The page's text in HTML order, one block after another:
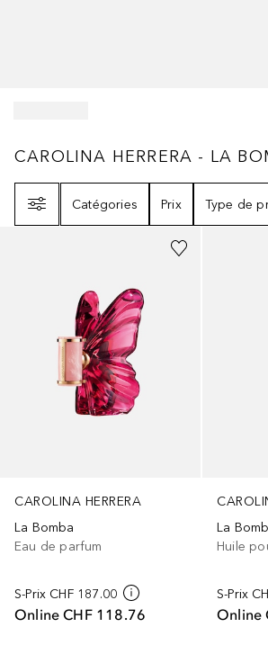
CAROLINA HERRERA - LA
CAROLINA HERRERA - LA
Catégories
Prix Type de
CAROLINA HERRERA
La Bomba
Eau de parfum
S-Prix CHF 187.00
Online CHF 118.76
La
Huile
S-Prix
Online